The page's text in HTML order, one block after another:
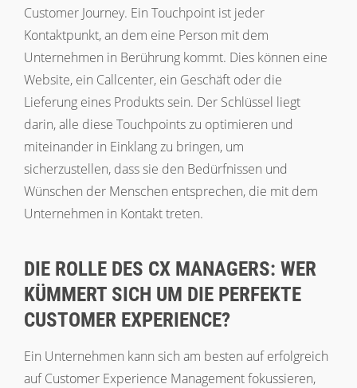
Customer Journey. Ein Touchpoint ist jeder
Kontaktpunkt, an dem eine Person mit dem
Unternehmen in Berührung kommt. Dies können eine
Website, ein Callcenter, ein Geschäft oder die
Lieferung eines Produkts sein. Der Schlüssel liegt
darin, alle diese Touchpoints zu optimieren und
miteinander in Einklang zu bringen, um
sicherzustellen, dass sie den Bedürfnissen und
Wünschen der Menschen entsprechen, die mit dem
Unternehmen in Kontakt treten.
DIE ROLLE DES CX MANAGERS: WER
KÜMMERT SICH UM DIE PERFEKTE
CUSTOMER EXPERIENCE?
Ein Unternehmen kann sich am besten auf erfolgreich
auf Customer Experience Management fokussieren,